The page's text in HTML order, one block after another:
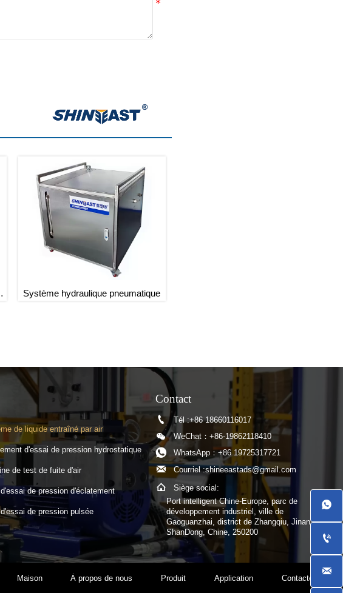
Système hydraulique pneumatique
de liquide entraîné par air
d'essai de pression hydrostatique
de test de fuite d'air
de pression d'éclatement
de pression pulsée
Contact
 Tél :+86 18660116017
 WeChat：+86-19862118410
 WhatsApp：+86 19725317721
 Courriel :shineeastads@gmail.com

Siège social:
Port intelligent Chine-Europe, parc de
développement industriel, ville de
Gaoguanzhai, district de Zhangqiu, Jinan,
ShanDong, Chine, 250200
Maison À propos de nous Produit Application Contactez-nous


